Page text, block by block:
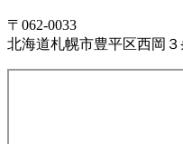
〒062-0033
北海道札幌市豊平区西岡３